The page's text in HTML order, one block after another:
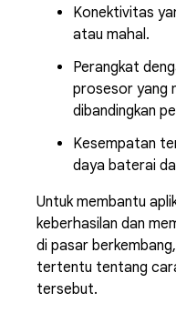
Konektivitas
atau mahal.
Perangkat
prosesor yang
dibandingkan
Kesempatan
daya baterai
Untuk membantu
keberhasilan dan
di pasar
tertentu tentang
tersebut.